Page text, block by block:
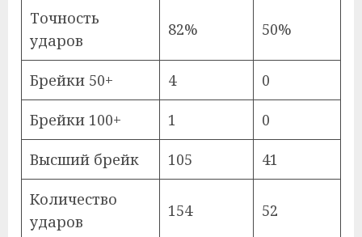
Точность
ударов
82% 50%
Брейки 50+ 4 0
Брейки 100+ 1 0
Высший брейк 105 41
Количество
ударов
154 52